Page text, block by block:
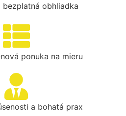
bezplatná obhliadka
ponuka na mieru
a bohatá prax